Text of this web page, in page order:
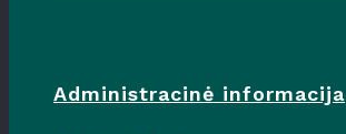
Administracinė informacija